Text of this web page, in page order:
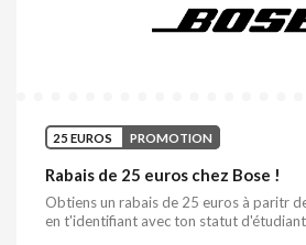
25 EUROS PROMOTION
Rabais de 25 euros chez Bose !
Obtiens un rabais de 25 euros à paritr
en t'identifiant avec ton statut